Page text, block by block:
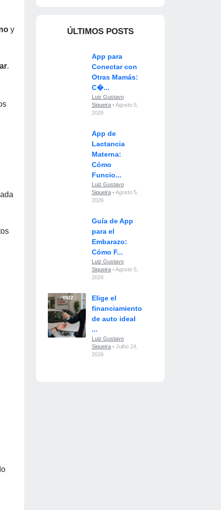
y
.
ÚLTIMOS POSTS
App para
Conectar con
Otras Mamás:
C�...
Luiz Gustavo
Siqueira• Agosto 5,
2026
App de
Lactancia
Materna:
Cómo
Funcio...
Luiz Gustavo
Siqueira• Agosto 5,
2026
Guía de App
para el
Embarazo:
Cómo F...
Luiz Gustavo
Siqueira• Agosto 5,
2026
Elige el
financiamiento
de auto ideal
...
Luiz Gustavo
Siqueira• Julho 24,
2026